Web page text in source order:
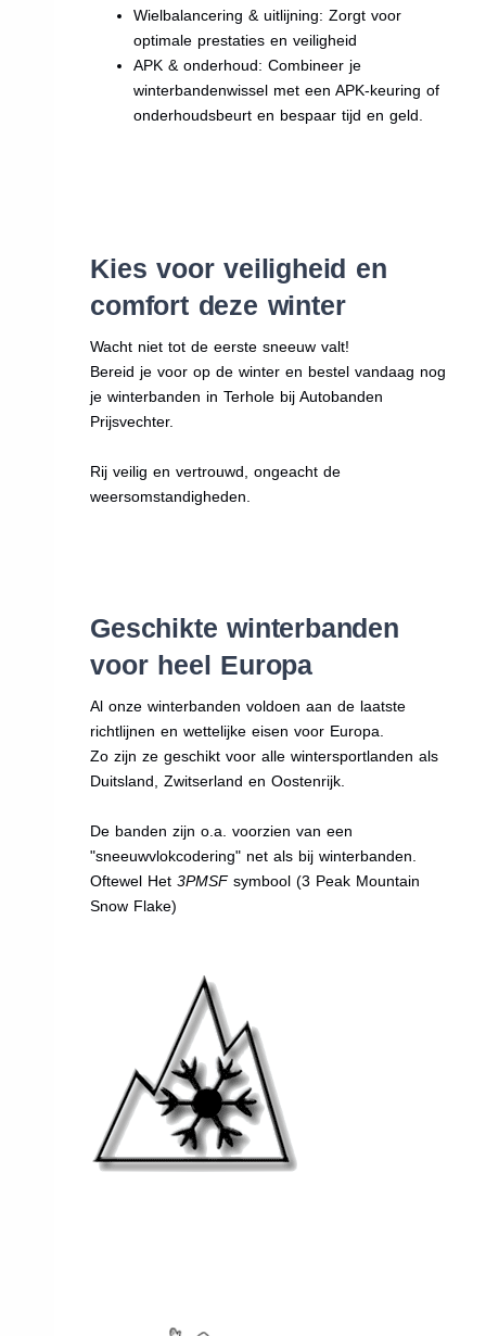
Wielbalancering & uitlijning: Zorgt voor
optimale prestaties en veiligheid
APK & onderhoud: Combineer je
winterbandenwissel met een APK-keuring of
onderhoudsbeurt en bespaar tijd en geld.
Kies voor veiligheid en
comfort deze winter
Wacht niet tot de eerste sneeuw valt!
Bereid je voor op de winter en bestel vandaag nog
je winterbanden in Terhole bij Autobanden
Prijsvechter.
Rij veilig en vertrouwd, ongeacht de
weersomstandigheden.
Geschikte winterbanden
voor heel Europa
Al onze winterbanden voldoen aan de laatste
richtlijnen en wettelijke eisen voor Europa.
Zo zijn ze geschikt voor alle wintersportlanden als
Duitsland, Zwitserland en Oostenrijk.
De banden zijn o.a. voorzien van een
"sneeuwvlokcodering" net als bij winterbanden.
Oftewel Het3PMSFsymbool (3 Peak Mountain
Snow Flake)